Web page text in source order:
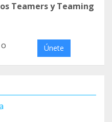
Teamers y Teaming
o Únete